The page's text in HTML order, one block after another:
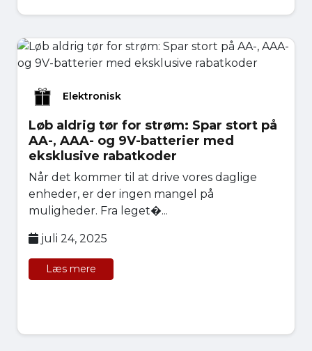
Elektronisk
Løb aldrig tør for strøm: Spar stort på
AA-, AAA- og 9V-batterier med
eksklusive rabatkoder
Når det kommer til at drive vores daglige
enheder, er der ingen mangel på
muligheder. Fra leget�...
juli 24, 2025
Læs mere